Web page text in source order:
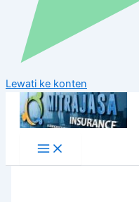
Lewati ke konten